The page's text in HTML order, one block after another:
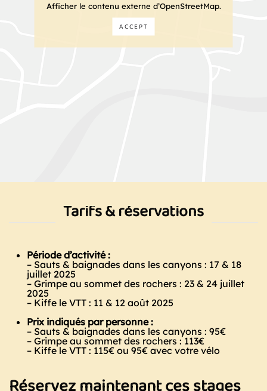
Afficher le contenu externe d’OpenStreetMap.
ACCEPT
Tarifs & réservations
Période d’activité :
– Sauts & baignades dans les canyons : 17 & 18
juillet 2025
– Grimpe au sommet des rochers : 23 & 24 juillet
2025
– Kiffe le VTT : 11 & 12 août 2025
Prix indiqués par personne :
– Sauts & baignades dans les canyons : 95€
– Grimpe au sommet des rochers : 113€
– Kiffe le VTT : 115€ ou 95€ avec votre vélo